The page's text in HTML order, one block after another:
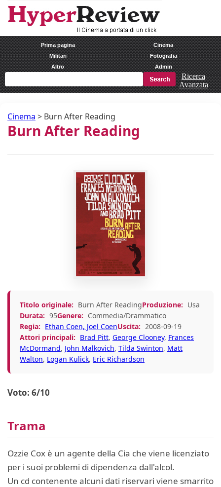
Prima pagina
Cinema
Militari
Fotografia
Altro
Admin
Ricerca
Avanzata
Cinema > Burn After Reading
Burn After Reading
Titolo originale: Burn After ReadingProduzione: Usa
Durata: 95Genere: Commedia/Drammatico
Regia: Ethan Coen, Joel CoenUscita: 2008-09-19
Attori principali: Brad Pitt, George Clooney, Frances
McDormand, John Malkovich, Tilda Swinton, Matt
Walton, Logan Kulick, Eric Richardson
Voto: 6/10
Trama
Ozzie Cox è un agente della Cia che viene licenziato
per i suoi problemi di dipendenza dall'alcol.
Un cd contenente alcuni dati riservari viene smarrito